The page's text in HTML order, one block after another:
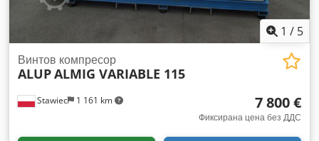
1 / 5
Stawiec 1 161 km
Винтов компресор
ALUPALMIG VARIABLE 115
7 800 €
Фиксирана цена без ДДС